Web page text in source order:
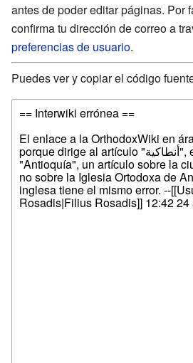
antes de poder editar páginas. Por
confirma tu dirección de correo a
preferencias de usuario.
Puedes ver y copiar el código